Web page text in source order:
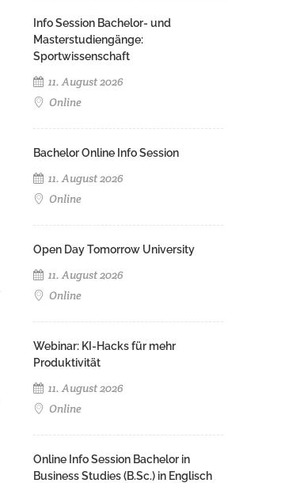
Info Session Bachelor- und
Masterstudiengänge:
Sportwissenschaft
11. August 2026
Online
Bachelor Online Info Session
11. August 2026
Online
Open Day Tomorrow University
11. August 2026
Online
Webinar: KI-Hacks für mehr
Produktivität
11. August 2026
Online
Online Info Session Bachelor in
Business Studies (B.Sc.) in Englisch